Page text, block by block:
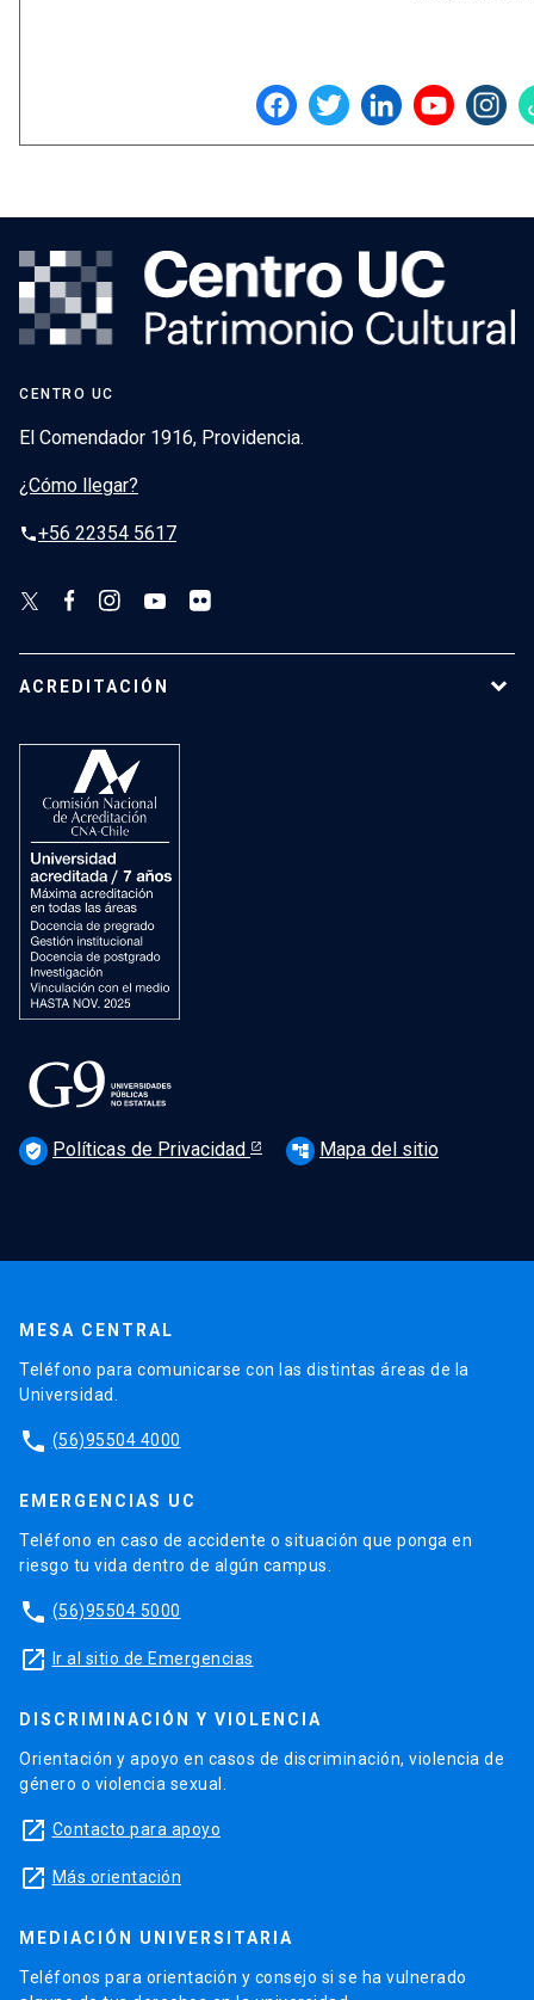
CENTRO UC
El Comendador 1916, Providencia.
¿Cómo llegar?
phone+56 22354 5617
ACREDITACIÓN
verified_user Políticas de Privacidad account_tree Mapa del sitio
MESA CENTRAL
Teléfono para comunicarse con las distintas áreas de la
Universidad.
phone (56)95504 4000
EMERGENCIAS UC
Teléfono en caso de accidente o situación que ponga en
riesgo tu vida dentro de algún campus.
phone (56)95504 5000
launch Ir al sitio de Emergencias
DISCRIMINACIÓN Y VIOLENCIA
Orientación y apoyo en casos de discriminación, violencia de
género o violencia sexual.
launch Contacto para apoyo
launch Más orientación
MEDIACIÓN UNIVERSITARIA
Teléfonos para orientación y consejo si se ha vulnerado